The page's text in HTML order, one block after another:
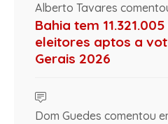
Alberto Tavares
Bahia tem
eleitores aptos a
Gerais 2026
Dom Guedes comentou